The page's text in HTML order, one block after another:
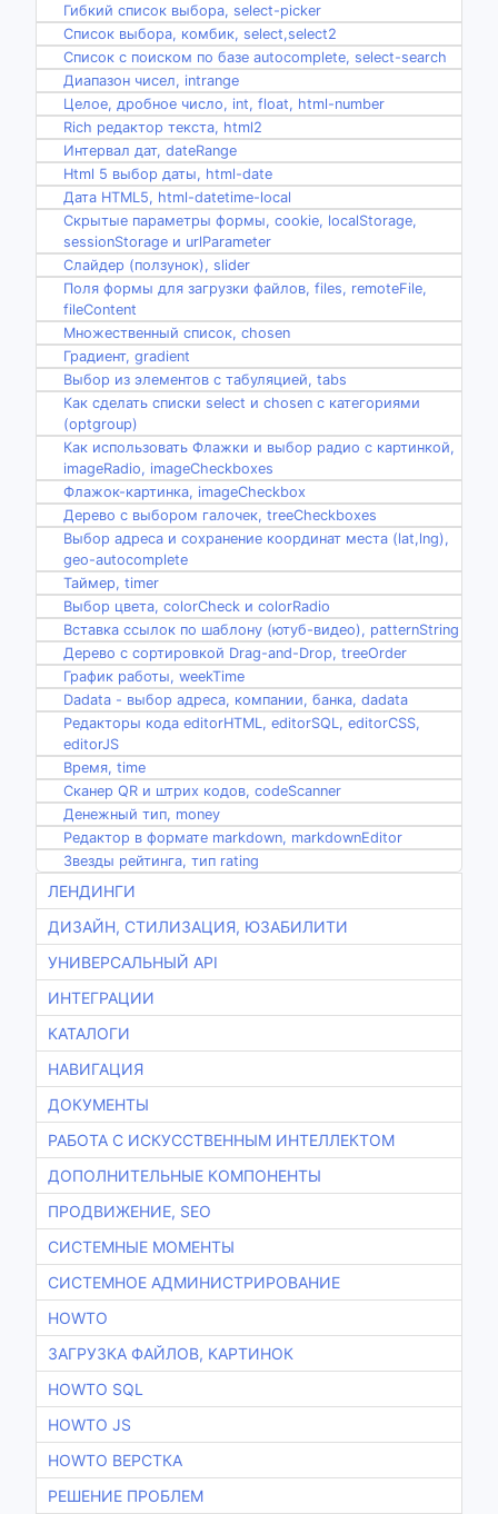
Гибкий список выбора, select-picker
Список выбора, комбик, select,select2
Список с поиском по базе autocomplete, select-search
Диапазон чисел, intrange
Целое, дробное число, int, float, html-number
Rich редактор текста, html2
Интервал дат, dateRange
Html 5 выбор даты, html-date
Дата HTML5, html-datetime-local
Скрытые параметры формы, cookie, localStorage,
sessionStorage и urlParameter
Слайдер (ползунок), slider
Поля формы для загрузки файлов, files, remoteFile,
fileContent
Множественный список, chosen
Градиент, gradient
Выбор из элементов с табуляцией, tabs
Как сделать списки select и chosen с категориями
(optgroup)
Как использовать Флажки и выбор радио с картинкой,
imageRadio, imageCheckboxes
Флажок-картинка, imageCheckbox
Дерево с выбором галочек, treeCheckboxes
Выбор адреса и сохранение координат места (lat,lng),
geo-autocomplete
Таймер, timer
Выбор цвета, colorCheck и colorRadio
Вставка ссылок по шаблону (ютуб-видео), patternString
Дерево с сортировкой Drag-and-Drop, treeOrder
График работы, weekTime
Dadata - выбор адреса, компании, банка, dadata
Редакторы кода editorHTML, editorSQL, editorCSS,
editorJS
Время, time
Сканер QR и штрих кодов, codeScanner
Денежный тип, money
Редактор в формате markdown, markdownEditor
Звезды рейтинга, тип rating
ЛЕНДИНГИ
ДИЗАЙН, СТИЛИЗАЦИЯ, ЮЗАБИЛИТИ
УНИВЕРСАЛЬНЫЙ API
ИНТЕГРАЦИИ
КАТАЛОГИ
НАВИГАЦИЯ
ДОКУМЕНТЫ
РАБОТА С ИСКУССТВЕННЫМ ИНТЕЛЛЕКТОМ
ДОПОЛНИТЕЛЬНЫЕ КОМПОНЕНТЫ
ПРОДВИЖЕНИЕ, SEO
СИСТЕМНЫЕ МОМЕНТЫ
СИСТЕМНОЕ АДМИНИСТРИРОВАНИЕ
HOWTO
ЗАГРУЗКА ФАЙЛОВ, КАРТИНОК
HOWTO SQL
HOWTO JS
HOWTO ВЕРСТКА
РЕШЕНИЕ ПРОБЛЕМ